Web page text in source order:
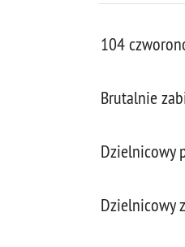
104
Brutalnie
Dzielnicowy
Dzielnicowy